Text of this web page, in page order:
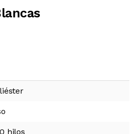
hilos